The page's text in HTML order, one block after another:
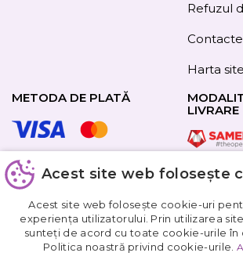
Refuzul
Contacte
Harta
METODA DE PLATĂ
URMAȚI-NE
LIVRARE
Obțineți
Acest site web folosește
Acest site web folosește cookie-uri
experiența utilizatorului. Prin utilizarea
sunteți de acord cu toate cookie-urile în
Politica noastră privind cookie-urile.